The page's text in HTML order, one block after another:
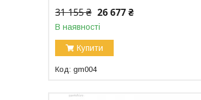
31 155 ₴ 26 677 ₴
В наявності
Купити
gm004